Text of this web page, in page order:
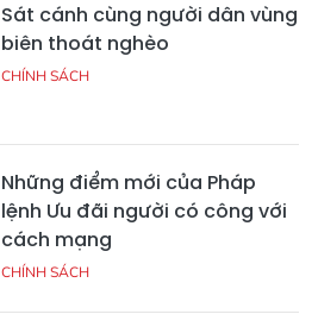
Sát cánh cùng người dân vùng
biên thoát nghèo
CHÍNH SÁCH
Những điểm mới của Pháp
lệnh Ưu đãi người có công với
cách mạng
CHÍNH SÁCH